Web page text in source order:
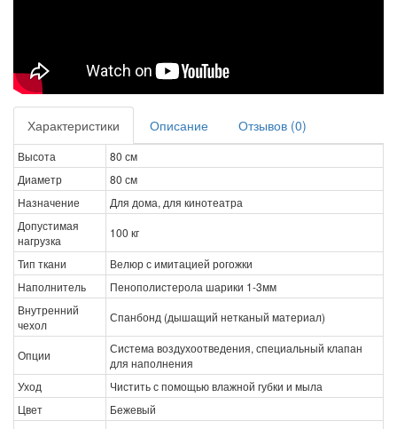
Характеристики Описание Отзывов (0)
Высота
80 см
Диаметр
80 см
Назначение
Для дома, для кинотеатра
Допустимая
нагрузка
100 кг
Тип ткани
Велюр с имитацией рогожки
Наполнитель
Пенополистерола шарики 1-3мм
Внутренний
чехол
Спанбонд (дышащий нетканый материал)
Опции
Система воздухоотведения, специальный клапан
для наполнения
Уход
Чистить с помощью влажной губки и мыла
Цвет
Бежевый